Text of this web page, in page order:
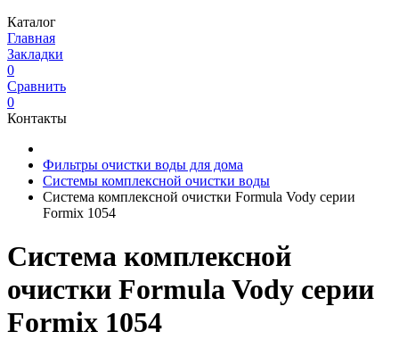
Каталог
Главная
Закладки
0
Сравнить
0
Контакты
Фильтры очистки воды для дома
Системы комплексной очистки воды
Система комплексной очистки Formula Vody серии
Formix 1054
Система комплексной
очистки Formula Vody серии
Formix 1054